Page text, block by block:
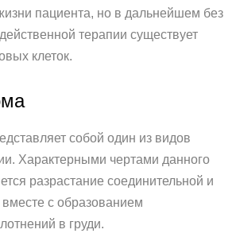
пациента, но в дальнейшем без
терапии существует
клеток.
собой один из видов
Характерными чертами данного
разрастание соединительной и
вместе с образованием
в груди.